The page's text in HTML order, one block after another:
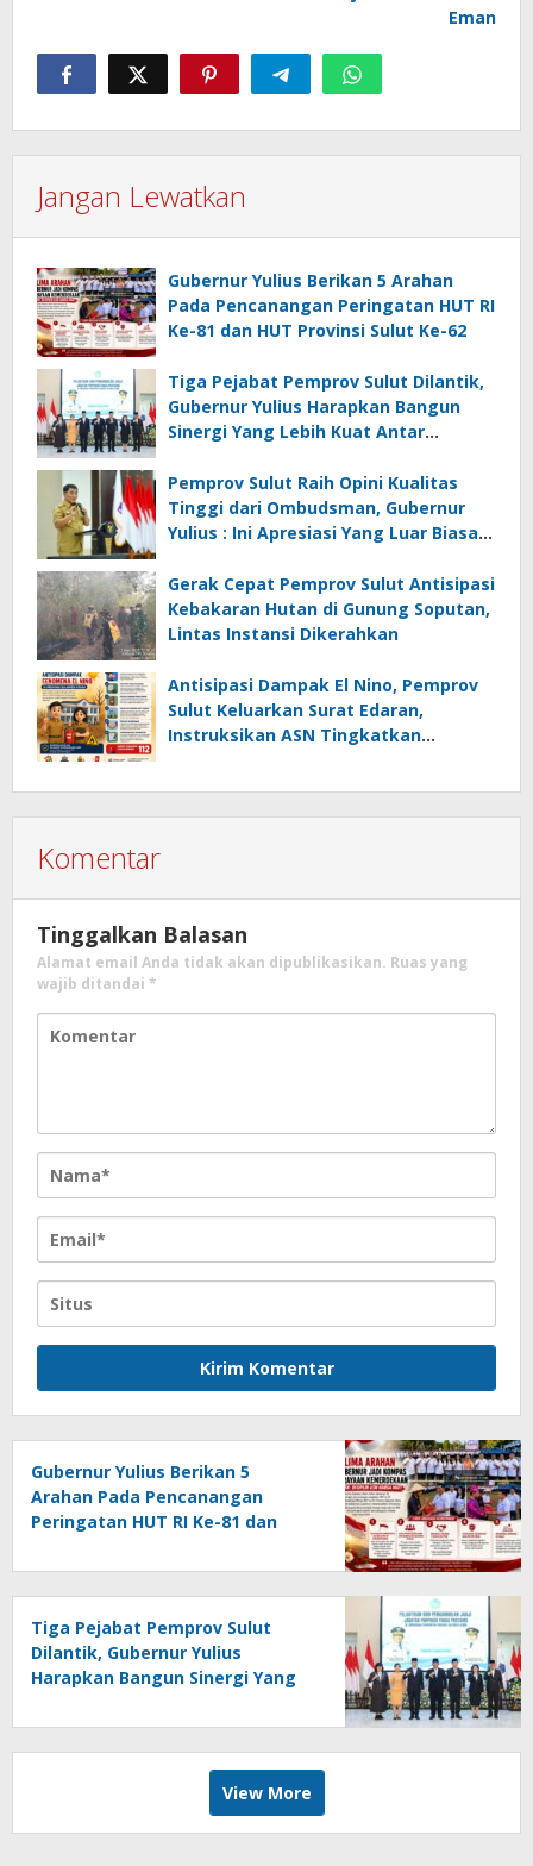
Eman
Jangan Lewatkan
Gubernur Yulius Berikan 5 Arahan
Pada Pencanangan Peringatan HUT RI
Ke-81 dan HUT Provinsi Sulut Ke-62
Tiga Pejabat Pemprov Sulut Dilantik,
Gubernur Yulius Harapkan Bangun
Sinergi Yang Lebih Kuat Antar
Pemprov Sulut Raih Opini Kualitas
Tinggi dari Ombudsman, Gubernur
Yulius : Ini Apresiasi Yang Luar Biasa,
Gerak Cepat Pemprov Sulut Antisipasi
Kebakaran Hutan di Gunung Soputan,
Lintas Instansi Dikerahkan
Antisipasi Dampak El Nino, Pemprov
Sulut Keluarkan Surat Edaran,
Instruksikan ASN Tingkatkan
Komentar
Tinggalkan Balasan
Alamat email Anda tidak akan dipublikasikan. Ruas yang
wajib ditandai *
Gubernur Yulius Berikan 5
Arahan Pada Pencanangan
Peringatan HUT RI Ke-81 dan
Tiga Pejabat Pemprov Sulut
Dilantik, Gubernur Yulius
Harapkan Bangun Sinergi Yang
View More